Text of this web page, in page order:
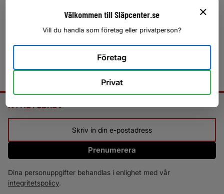
NYHETSBREV
Prenumerera
Dina personuppgifter behandlas i enlighet med vår
integritetspolicy.
Välkommen till Släpcenter.se
Vill du handla som företag eller privatperson?
Företag
Privat